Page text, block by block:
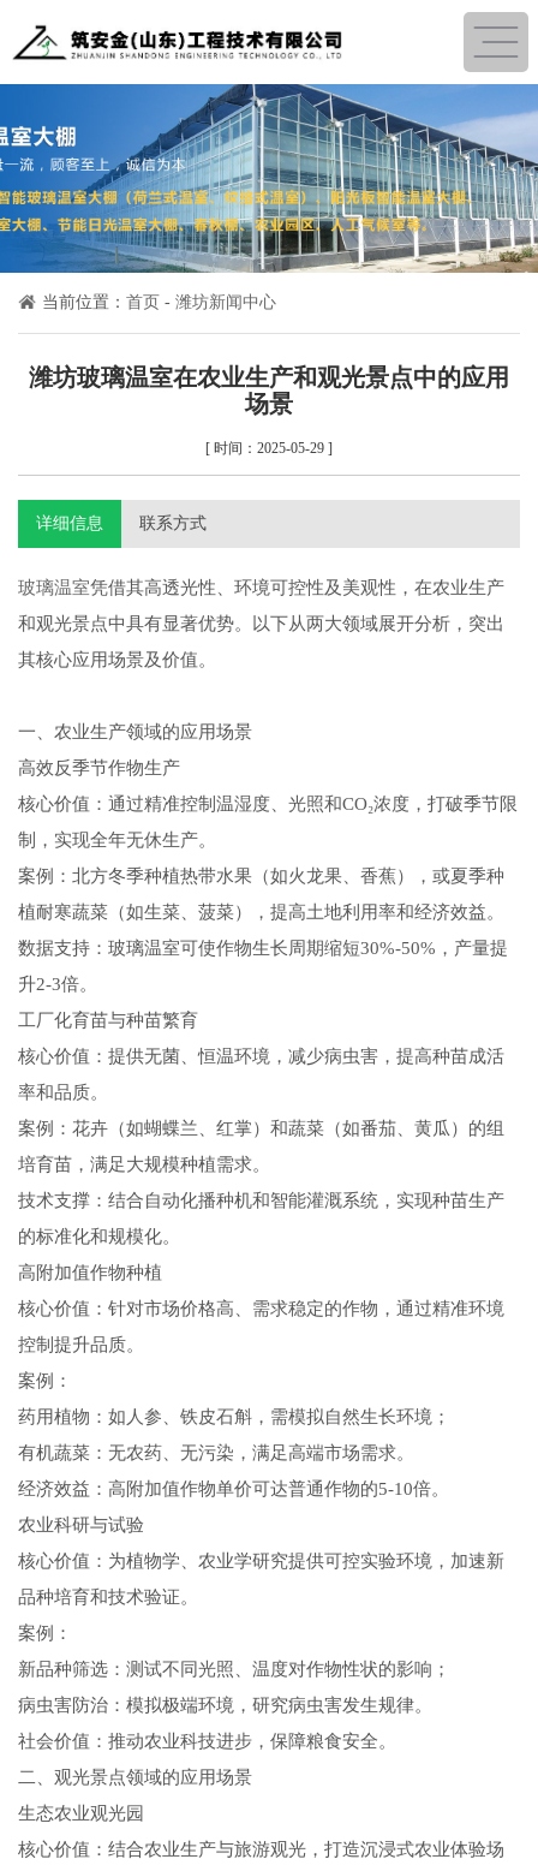
当前位置： 首页 - 潍坊新闻中心
潍坊玻璃温室在农业生产和观光景点中的应用
场景
[ 时间：2025-05-29 ]
详细信息 联系方式
玻璃温室凭借其高透光性、环境可控性及美观性，在农业生产
和观光景点中具有显著优势。以下从两大领域展开分析，突出
其核心应用场景及价值。
一、农业生产领域的应用场景
高效反季节作物生产
核心价值：通过精准控制温湿度、光照和CO₂浓度，打破季节限
制，实现全年无休生产。
案例：北方冬季种植热带水果（如火龙果、香蕉），或夏季种
植耐寒蔬菜（如生菜、菠菜），提高土地利用率和经济效益。
数据支持：玻璃温室可使作物生长周期缩短30%-50%，产量提
升2-3倍。
工厂化育苗与种苗繁育
核心价值：提供无菌、恒温环境，减少病虫害，提高种苗成活
率和品质。
案例：花卉（如蝴蝶兰、红掌）和蔬菜（如番茄、黄瓜）的组
培育苗，满足大规模种植需求。
技术支撑：结合自动化播种机和智能灌溉系统，实现种苗生产
的标准化和规模化。
高附加值作物种植
核心价值：针对市场价格高、需求稳定的作物，通过精准环境
控制提升品质。
案例：
药用植物：如人参、铁皮石斛，需模拟自然生长环境；
有机蔬菜：无农药、无污染，满足高端市场需求。
经济效益：高附加值作物单价可达普通作物的5-10倍。
农业科研与试验
核心价值：为植物学、农业学研究提供可控实验环境，加速新
品种培育和技术验证。
案例：
新品种筛选：测试不同光照、温度对作物性状的影响；
病虫害防治：模拟极端环境，研究病虫害发生规律。
社会价值：推动农业科技进步，保障粮食安全。
二、观光景点领域的应用场景
生态农业观光园
核心价值：结合农业生产与旅游观光，打造沉浸式农业体验场